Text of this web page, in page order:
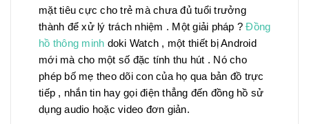
mặt tiêu cực cho trẻ mà chưa đủ tuổi trưởng
thành để xử lý trách nhiệm . Một giải pháp ?Đồng
hồ thông minh doki Watch , một thiết bị Android
mới mà cho một số đặc tính thu hút . Nó cho
phép bố mẹ theo dõi con của họ qua bản đồ trực
tiếp , nhắn tin hay gọi điện thẳng đến đồng hồ sử
dụng audio hoặc video đơn giản.